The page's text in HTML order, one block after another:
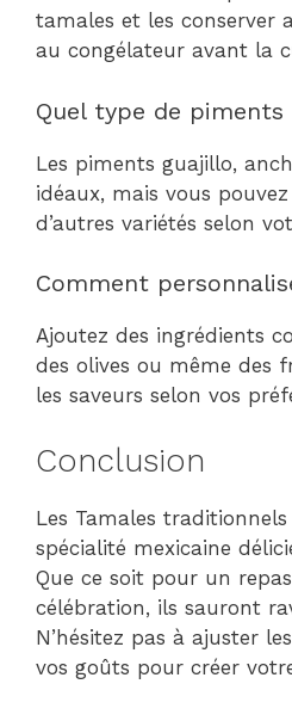
tamales et les conserver
au congélateur avant la
Quel type de
Les piments guajillo,
idéaux, mais vous
d’autres variétés selon
Comment
Ajoutez des ingrédients
des olives ou même des
les saveurs selon vos
Conclusion
Les Tamales
spécialité mexicaine
Que ce soit pour un
célébration, ils sauront
N’hésitez pas à ajuster
vos goûts pour créer